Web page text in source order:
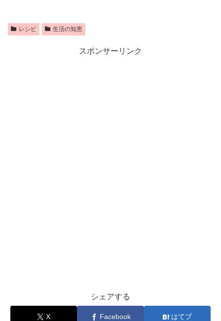
レシピ 生活の知恵
スポンサーリンク
シェアする
X Facebook はてブ